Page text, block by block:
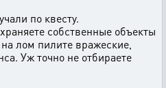
по квесту.
собственные объекты
лом пилите вражеские,
Уж точно не отбираете